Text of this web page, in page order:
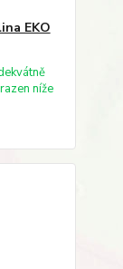
EKO
níže